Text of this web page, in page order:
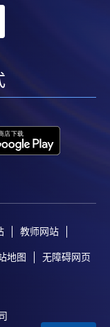
转
教师网站
地图 无障碍网页